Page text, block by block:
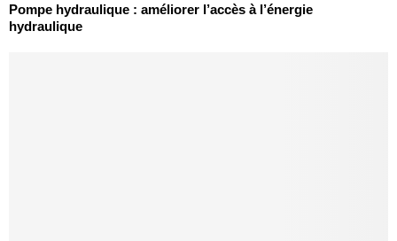
Pompe hydraulique : améliorer l’accès à l’énergie
hydraulique